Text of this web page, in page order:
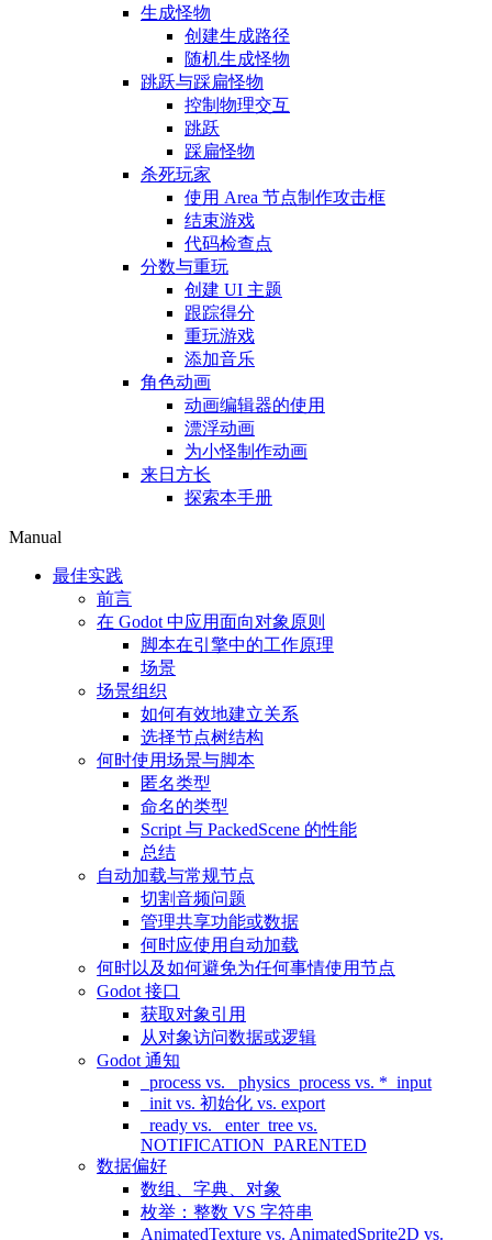
生成怪物
创建生成路径
随机生成怪物
跳跃与踩扁怪物
控制物理交互
跳跃
踩扁怪物
杀死玩家
使用 Area 节点制作攻击框
结束游戏
代码检查点
分数与重玩
创建 UI 主题
跟踪得分
重玩游戏
添加音乐
角色动画
动画编辑器的使用
漂浮动画
为小怪制作动画
来日方长
探索本手册
Manual
最佳实践
前言
在 Godot 中应用面向对象原则
脚本在引擎中的工作原理
场景
场景组织
如何有效地建立关系
选择节点树结构
何时使用场景与脚本
匿名类型
命名的类型
Script 与 PackedScene 的性能
总结
自动加载与常规节点
切割音频问题
管理共享功能或数据
何时应使用自动加载
何时以及如何避免为任何事情使用节点
Godot 接口
获取对象引用
从对象访问数据或逻辑
Godot 通知
_process vs. _physics_process vs. *_input
_init vs. 初始化 vs. export
_ready vs. _enter_tree vs.
NOTIFICATION_PARENTED
数据偏好
数组、字典、对象
枚举：整数 VS 字符串
AnimatedTexture vs. AnimatedSprite2D vs.